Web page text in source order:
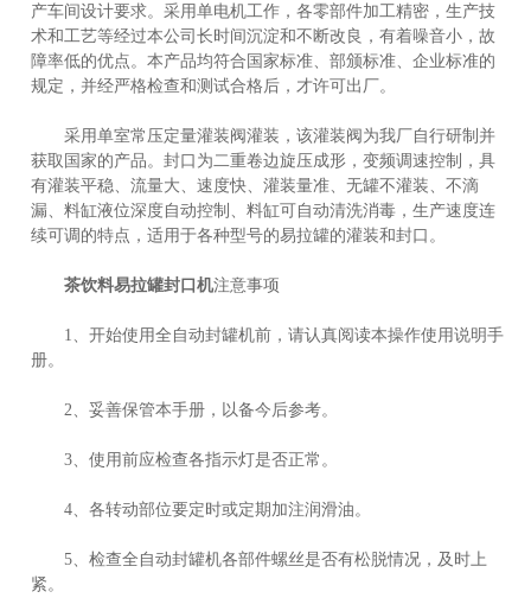
产车间设计要求。采用单电机工作，各零部件加工精密，生产技
术和工艺等经过本公司长时间沉淀和不断改良，有着噪音小，故
障率低的优点。本产品均符合国家标准、部颁标准、企业标准的
规定，并经严格检查和测试合格后，才许可出厂。
采用单室常压定量灌装阀灌装，该灌装阀为我厂自行研制并
获取国家的产品。封口为二重卷边旋压成形，变频调速控制，具
有灌装平稳、流量大、速度快、灌装量准、无罐不灌装、不滴
漏、料缸液位深度自动控制、料缸可自动清洗消毒，生产速度连
续可调的特点，适用于各种型号的易拉罐的灌装和封口。
茶饮料易拉罐封口机注意事项
1、开始使用全自动封罐机前，请认真阅读本操作使用说明手
册。
2、妥善保管本手册，以备今后参考。
3、使用前应检查各指示灯是否正常。
4、各转动部位要定时或定期加注润滑油。
5、检查全自动封罐机各部件螺丝是否有松脱情况，及时上
紧。